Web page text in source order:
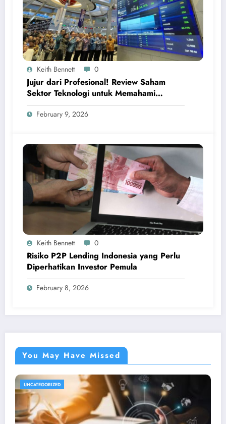
Keith Bennett 0
Jujur dari Profesional! Review Saham
Sektor Teknologi untuk Memahami
Peluang Investasi Digital Global
February 9, 2026
Keith Bennett 0
Risiko P2P Lending Indonesia yang Perlu
Diperhatikan Investor Pemula
February 8, 2026
You May Have Missed
UNCATEGORIZED